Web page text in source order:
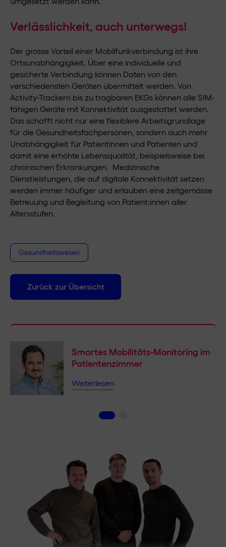
Verlässlichkeit, auch unterwegs!
Der grosse Vorteil einer Mobilfunkverbindung ist ihre
Ortsunabhängigkeit. Über eine individuelle und
gesicherte Verbindung können Daten von den
verschiedensten Geräten übermittelt werden. Von
Activity-Trackern bis zu tragbaren EKGs können alle SIM-
fähigen Geräte mit Konnektivität ausgestattet werden.
Das schafft nicht nur eine flexiblere Arbeitsgrundlage
für die Gesundheitsfachpersonen, sondern auch mehr
Unabhängigkeit für Patientinnen und Patienten und
damit eine erhöhte Lebensqualität, beispielsweise bei
chronischen Erkrankungen. Medizinische
Dienstleistungen, die auf digitale Konnektivität setzen
werden immer häufiger und erlauben eine zeitgemässe
Betreuung und Begleitung von Patient:innen aller
Altersstufen.
Gesundheitswesen
Zurück zur Übersicht
Smartes Mobilitäts-Monitoring im
Patientenzimmer
Weiterlesen